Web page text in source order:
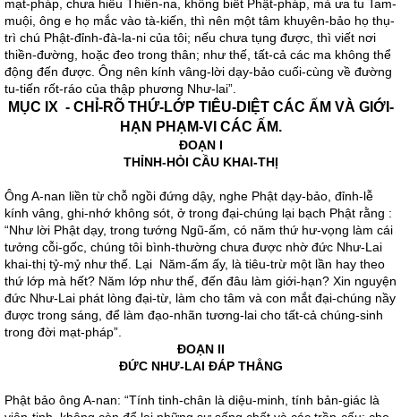
mạt-pháp, chưa hiểu Thiền-na, không biết Phật-pháp, mà ưa tu Tam-
muội, ông e họ mắc vào tà-kiến, thì nên một tâm khuyên-bảo họ thụ-
trì chú Phật-đỉnh-đà-la-ni của tôi; nếu chưa tụng được, thì viết nơi
thiền-đường, hoặc đeo trong thân; như thế, tất-cả các ma không thể
động đến được. Ông nên kính vâng-lời dạy-bảo cuối-cùng về đường
tu-tiến rốt-ráo của thập phương Như-lai”.
MỤC IX - CHỈ-RÕ THỨ-LỚP TIÊU-DIỆT CÁC ẤM VÀ GIỚI-
HẠN PHẠM-VI CÁC ẤM.
ĐOẠN I
THỈNH-HỎI CẦU KHAI-THỊ
Ông A-nan liền từ chỗ ngồi đứng dậy, nghe Phật dạy-bảo, đỉnh-lễ
kính vâng, ghi-nhớ không sót, ở trong đại-chúng lại bạch Phật rằng :
“Như lời Phật dạy, trong tướng Ngũ-ấm, có năm thứ hư-vọng làm cái
tưởng cỗi-gốc, chúng tôi bình-thường chưa được nhờ đức Như-Lai
khai-thị tỷ-mỷ như thế. Lại Năm-ấm ấy, là tiêu-trừ một lần hay theo
thứ lớp mà hết? Năm lớp như thế, đến đâu làm giới-hạn? Xin nguyện
đức Như-Lai phát lòng đại-từ, làm cho tâm và con mắt đại-chúng nầy
được trong sáng, để làm đạo-nhãn tương-lai cho tất-cả chúng-sinh
trong đời mạt-pháp”.
ĐOẠN II
ĐỨC NHƯ-LAI ĐÁP THẲNG
Phật bảo ông A-nan: “Tính tinh-chân là diệu-minh, tính bản-giác là